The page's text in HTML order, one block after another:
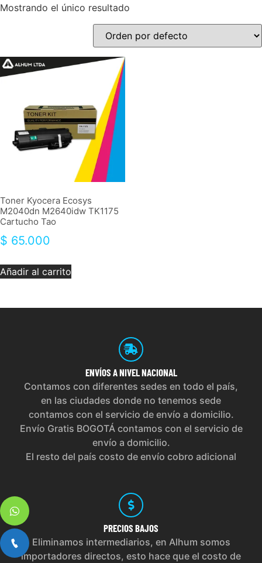
Mostrando el único resultado
Toner Kyocera Ecosys
M2040dn M2640idw TK1175
Cartucho Tao
$ 65.000
Añadir al carrito
ENVÍOS A NIVEL NACIONAL
Contamos con diferentes sedes en todo el país,
en las ciudades donde no tenemos sede
contamos con el servicio de envío a domicilio.
Envío Gratis BOGOTÁ contamos con el servicio de
envío a domicilio.
El resto del país costo de envío cobro adicional
PRECIOS BAJOS
Eliminamos intermediarios, en Alhum somos
importadores directos, esto hace que el costo de